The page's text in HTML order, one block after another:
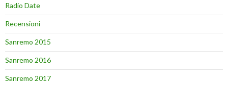
Radio Date
Recensioni
Sanremo 2015
Sanremo 2016
Sanremo 2017